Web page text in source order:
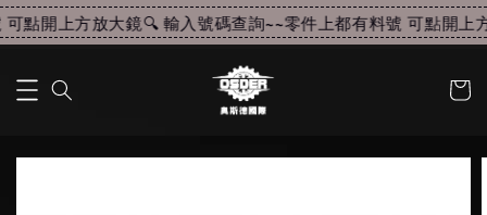
點開上方放大鏡🔍 輸入號碼查詢~~零件上都有料號 可點開上